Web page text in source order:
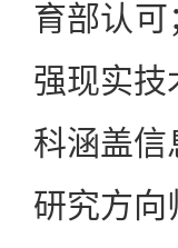
育部认
强现实技
科涵盖信
研究方向